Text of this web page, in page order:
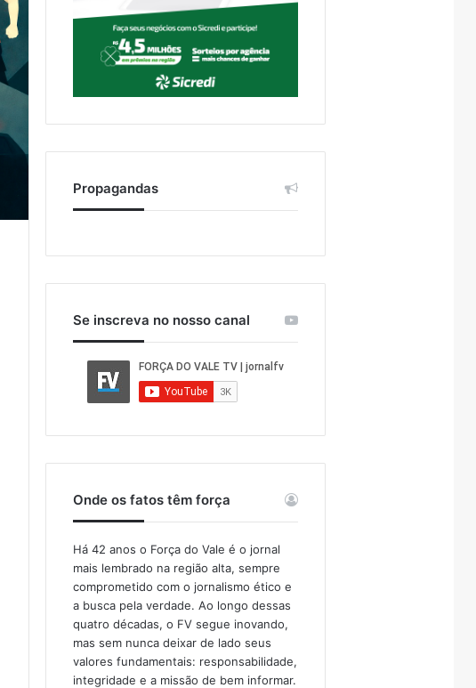
Propagandas
Se inscreva no nosso canal
Onde os fatos têm força
Há 42 anos o Força do Vale é o jornal
mais lembrado na região alta, sempre
comprometido com o jornalismo ético e
a busca pela verdade. Ao longo dessas
quatro décadas, o FV segue inovando,
mas sem nunca deixar de lado seus
valores fundamentais: responsabilidade,
integridade e a missão de bem informar.​